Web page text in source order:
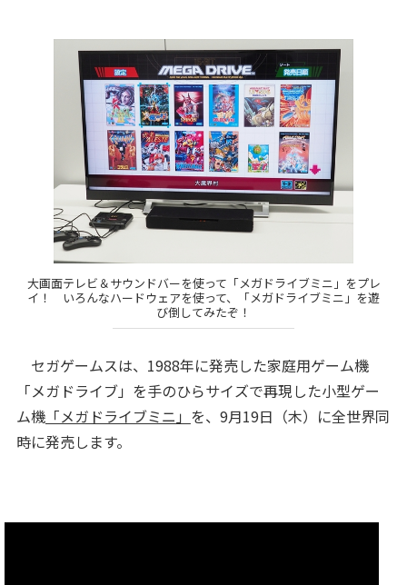
大画面テレビ＆サウンドバーを使って「メガドライブミニ」をプレ
イ！ いろんなハードウェアを使って、「メガドライブミニ」を遊
び倒してみたぞ！
セガゲームスは、1988年に発売した家庭用ゲーム機
「メガドライブ」を手のひらサイズで再現した小型ゲー
ム機「メガドライブミニ」 を、9月19日（木）に全世界同
時に発売します。